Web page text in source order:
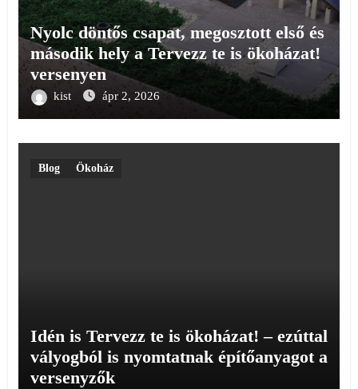
Nyolc döntős csapat, megosztott első és
második hely a Tervezz te is ökoházat!
versenyen
kist ápr 2, 2026
Blog Ökoház
Idén is Tervezz te is ökoházat! – ezúttal
vályogból is nyomtatnak építőanyagot a
versenyzők